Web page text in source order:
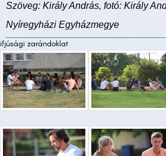
Szöveg: Király András, fotó: Király
Nyíregyházi Egyházmegye
ifjúsági zarándoklat